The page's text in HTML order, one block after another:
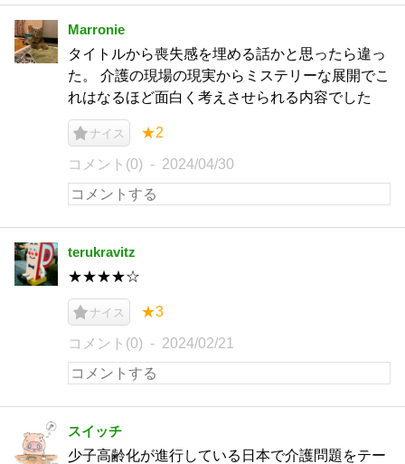
Marronie
タイトルから喪失感を埋める話かと思ったら違っ
た。 介護の現場の現実からミステリーな展開でこ
れはなるほど面白く考えさせられる内容でした
ナイス ★2
コメント(0) 2024/04/30
terukravitz
★★★★☆
ナイス ★3
コメント(0) 2024/02/21
スイッチ
少子高齢化が進行している日本で介護問題をテー